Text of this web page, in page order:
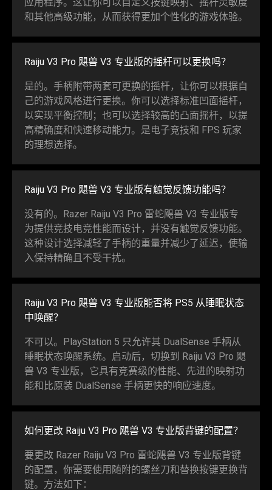
和其他高级功能，从而获得更加个性化的游戏体验。
Raiju V3 Pro 飓兽 V3 专业版的摇杆可以更换吗？
是的。手柄附带两套可更换的摇杆，让你可以根据自
己的游戏风格进行更换。你可以选择标准凹面摇杆，
以实现平衡控制；也可以选择较高的凸面摇杆，以提
高精确度和快速移动能力。是电子竞技和 FPS 玩家
的理想选择。
Raiju V3 Pro 飓兽 V3 专业版有触觉反馈功能吗？
没有的。Razer Raiju V3 Pro 雷蛇飓兽 V3 专业版专
为提供竞技电竞性能而设计，并没有触觉反馈功能。
这种设计选择减轻了手柄的重量并减少了延迟，使输
入保持精确且不受干扰。
Raiju V3 Pro 飓兽 V3 专业版能否将 PS5 从睡眠状态
中唤醒？
不可以。PlayStation 5 只允许其 DualSense 手柄从
睡眠状态唤醒系统。启动后，切换到 Raiju V3 Pro 飓
兽 V3 专业版，它具有竞赛级的性能、先进的映射功
能和比原装 DualSense 手柄更快的响应速度。
如何更改 Raiju V3 Pro 飓兽 V3 专业版背键的配置？
要更改 Razer Raiju V3 Pro 雷蛇飓兽 V3 专业版背键
的配置，你需要使用随附的螺丝刀和替换按键更换背
键。方法如下 ：